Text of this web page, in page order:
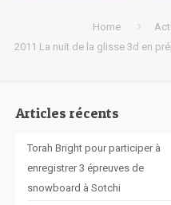
Home
2011 La nuit de la glisse 3d en
Articles récents
Torah Bright pour participer à
enregistrer 3 épreuves de
snowboard à Sotchi